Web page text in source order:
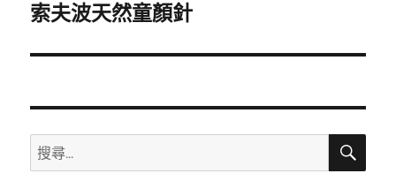
一
文
索夫波天然童顏針
搜
尋
搜